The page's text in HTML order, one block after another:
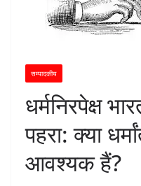
सम्पादकीय
धर्मनिरपेक्ष
पहरा: क्या
आवश्यक हैं?